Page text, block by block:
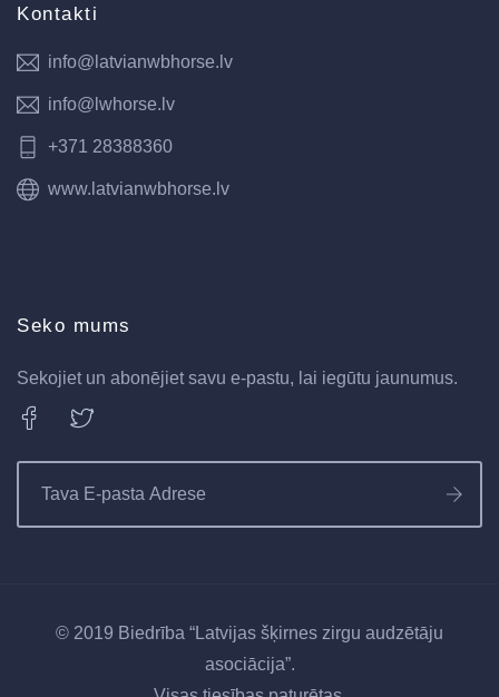
Kontakti
info@latvianwbhorse.lv
info@lwhorse.lv
+371 28388360
www.latvianwbhorse.lv
Seko mums
Sekojiet un abonējiet savu e-pastu, lai iegūtu jaunumus.
© 2019 Biedrība “Latvijas šķirnes zirgu audzētāju
asociācija”.